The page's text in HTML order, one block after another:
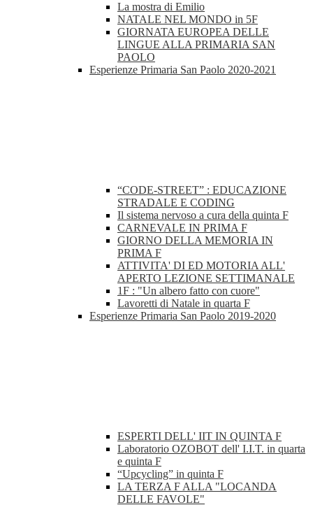
La mostra di Emilio
NATALE NEL MONDO in 5F
GIORNATA EUROPEA DELLE
LINGUE ALLA PRIMARIA SAN
PAOLO
Esperienze Primaria San Paolo 2020-2021
“CODE-STREET” : EDUCAZIONE
STRADALE E CODING
Il sistema nervoso a cura della quinta F
CARNEVALE IN PRIMA F
GIORNO DELLA MEMORIA IN
PRIMA F
ATTIVITA' DI ED MOTORIA ALL'
APERTO LEZIONE SETTIMANALE
1F : "Un albero fatto con cuore"
Lavoretti di Natale in quarta F
Esperienze Primaria San Paolo 2019-2020
ESPERTI DELL' IIT IN QUINTA F
Laboratorio OZOBOT dell' I.I.T. in quarta
e quinta F
“Upcycling” in quinta F
LA TERZA F ALLA "LOCANDA
DELLE FAVOLE"